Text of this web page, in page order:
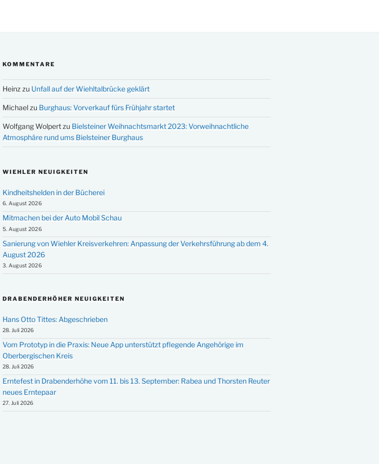
KOMMENTARE
Heinz zu Unfall auf der Wiehltalbrücke geklärt
Michaelzu Burghaus: Vorverkauf fürs Frühjahr startet
Wolfgang Wolpertzu Bielsteiner Weihnachtsmarkt 2023: Vorweihnachtliche
Atmosphäre rund ums Bielsteiner Burghaus
WIEHLER NEUIGKEITEN
Kindheitshelden in der Bücherei
6. August 2026
Mitmachen bei der Auto Mobil Schau
5. August 2026
Sanierung von Wiehler Kreisverkehren: Anpassung der Verkehrsführung ab dem 4.
August 2026
3. August 2026
DRABENDERHÖHER NEUIGKEITEN
Hans Otto Tittes: Abgeschrieben
28. Juli 2026
Vom Prototyp in die Praxis: Neue App unterstützt pflegende Angehörige im
Oberbergischen Kreis
28. Juli 2026
Erntefest in Drabenderhöhe vom 11. bis 13. September: Rabea und Thorsten Reuter
neues Erntepaar
27. Juli 2026